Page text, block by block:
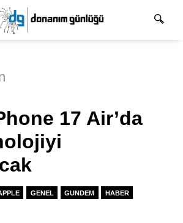
17 Air’da
GENEL GUNDEM HABER